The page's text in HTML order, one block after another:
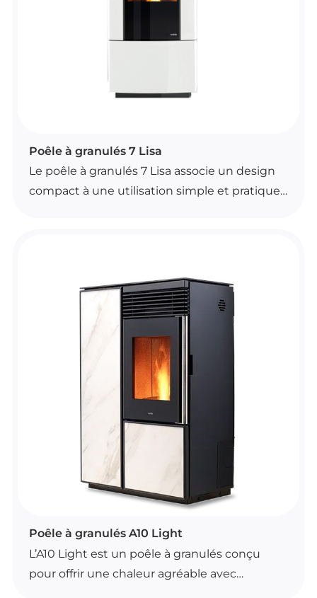
Proposé en plusieurs variantes, Elena Style
d’aménagement.
POÊLES À GRANULÉS
Poêle à granulés 7 Lisa
Le poêle à granulés 7 Lisa associe un design
compact à une utilisation simple et pratique.
Il offre une bonne capacité de chauffage pour
un intérieur confortable et dispose d’un
réservoir adapté à une utilisation prolongée.
Son installation est facilitée par un conduit
simple et il peut être commandé avec un kit
Wi-Fi en option.
Disponible en plusieurs coloris, il s’intègre
facilement dans différents styles d’intérieur.
POÊLES À GRANULÉS
Poêle à granulés A10 Light
L’A10 Light est un poêle à granulés conçu
pour offrir une chaleur agréable avec